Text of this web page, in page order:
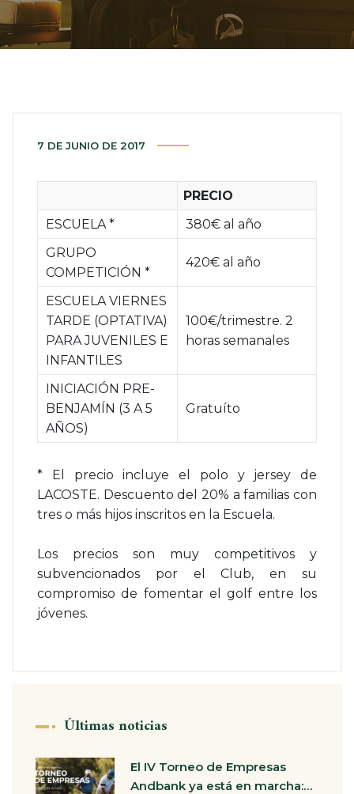
7 DE JUNIO DE 2017
PRECIO
ESCUELA *
380€ al año
GRUPO
COMPETICIÓN *
420€ al año
ESCUELA VIERNES
TARDE (OPTATIVA)
PARA JUVENILES E
INFANTILES
100€/trimestre. 2
horas semanales
INICIACIÓN PRE-
BENJAMÍN (3 A 5
AÑOS)
Gratuíto
* El precio incluye el polo y jersey de
LACOSTE. Descuento del 20% a familias con
tres o más hijos inscritos en la Escuela.
Los precios son muy competitivos y
subvencionados por el Club, en su
compromiso de fomentar el golf entre los
jóvenes.
Últimas noticias
El IV Torneo de Empresas
Andbank ya está en marcha:…